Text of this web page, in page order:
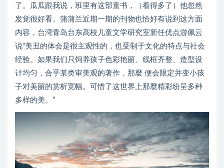
了。瓜瓜跟我说，班里有这部童书，（看得多了）他忽然
发觉很好看。蒲蒲兰近期一期的刊物也恰好有说到这方面
內容，台湾青岛台东高校儿童文学研究室新任优点游佩云
说“美丑的体会是很主观性的，也受制于文化的特点与社会
经验。如果我们只饲养孩子色彩艳丽、线框齐整、造型设
计均匀，合乎某类审美观的著作，那麼 便会限定并变小孩
子对美丽的赏析宽幅。可惜了这世界上那麼精彩纷呈多种
多样的美。”